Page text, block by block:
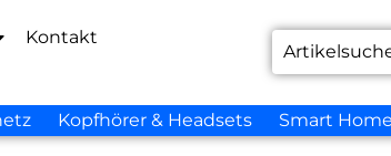
Kontakt
Kopfhörer & Headsets Smart